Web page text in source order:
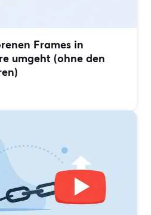
Frames in
umgeht (ohne den